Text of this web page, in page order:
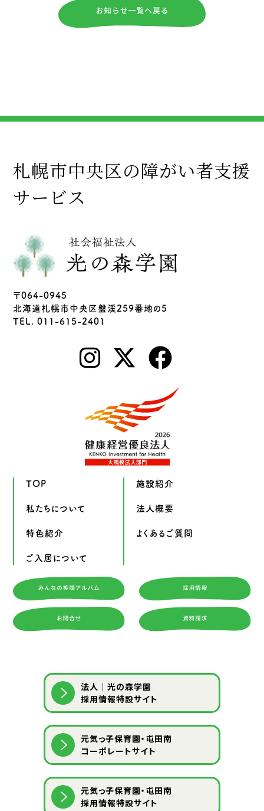
札幌市中央区の障がい者支援
サービス
〒064-0945
北海道札幌市中央区盤渓259番地の5
TEL. 011-615-2401
TOP
私たちについて
特色紹介
ご入居について
施設紹介
法人概要
よくあるご質問
法人｜光の森学園
採用情報特設サイト
元気っ子保育園・屯田南
コーポレートサイト
元気っ子保育園・屯田南
採用情報特設サイト